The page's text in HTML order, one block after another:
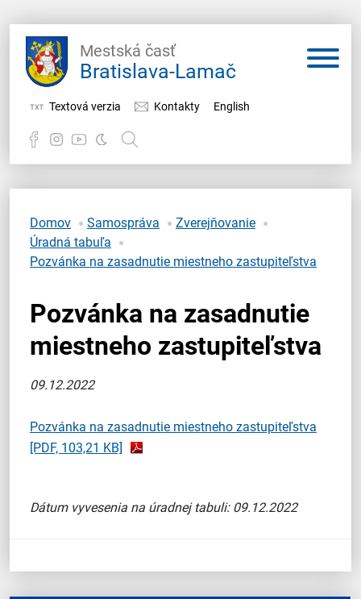
Mestská časť
Bratislava-Lamač
Textová verzia Kontakty English
Samospráva
Miestny úrad
Domov Samospráva
Zverejňovanie
Úradná tabuľa
Pozvánka na zasadnutie miestneho zastupiteľstva
Pozvánka na zasadnutie
miestneho zastupiteľstva
09.12.2022
Pozvánka na zasadnutie miestneho zastupiteľstva
[PDF, 103,21 KB]
Dátum vyvesenia na úradnej tabuli: 09.12.2022